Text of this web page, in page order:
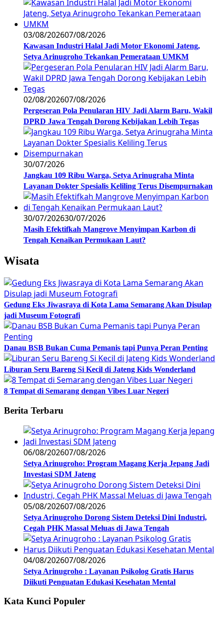
03/08/202607/08/2026
Kawasan Industri Halal Jadi Motor Ekonomi Jateng,
Setya Arinugroho Tekankan Pemerataan UMKM
02/08/202607/08/2026
Pergeseran Pola Penularan HIV Jadi Alarm Baru, Wakil
DPRD Jawa Tengah Dorong Kebijakan Lebih Tegas
30/07/2026
Jangkau 109 Ribu Warga, Setya Arinugraha Minta
Layanan Dokter Spesialis Keliling Terus Disempurnakan
30/07/202630/07/2026
Masih Efektifkah Mangrove Menyimpan Karbon di
Tengah Kenaikan Permukaan Laut?
Wisata
Gedung Eks Jiwasraya di Kota Lama Semarang Akan Disulap
jadi Museum Fotografi
Danau BSB Bukan Cuma Pemanis tapi Punya Peran Penting
Liburan Seru Bareng Si Kecil di Jateng Kids Wonderland
8 Tempat di Semarang dengan Vibes Luar Negeri
Berita Terbaru
06/08/202607/08/2026
Setya Arinugroho: Program Magang Kerja Jepang Jadi
Investasi SDM Jateng
05/08/202607/08/2026
Setya Arinugroho Dorong Sistem Deteksi Dini Industri,
Cegah PHK Massal Meluas di Jawa Tengah
04/08/202607/08/2026
Setya Arinugroho : Layanan Psikolog Gratis Harus
Diikuti Penguatan Edukasi Kesehatan Mental
Kata Kunci Populer